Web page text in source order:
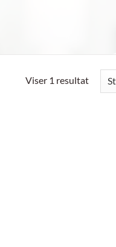
Viser 1 resultat